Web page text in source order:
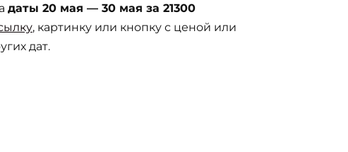
даты 20 мая — 30 мая за 21300
, картинку или кнопку с ценой или
дат.